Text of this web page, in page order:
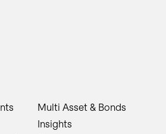
Multi Asset & Bonds
Insights